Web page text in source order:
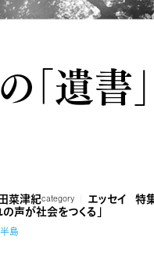
「遺
菜津紀category エッセイ 特
声が社会をつくる」
島